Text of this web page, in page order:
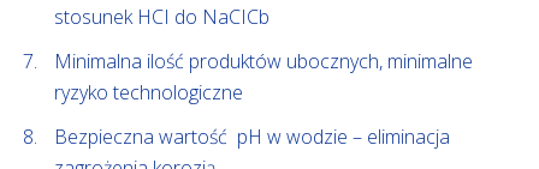
stosunek HCI do NaCICb
Minimalna ilość produktów ubocznych, minimalne
ryzyko technologiczne
Bezpieczna wartość pH w wodzie – eliminacja